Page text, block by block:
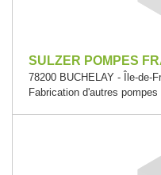
SULZER POMPES
78200 BUCHELAY - Île-de-
Fabrication d'autres